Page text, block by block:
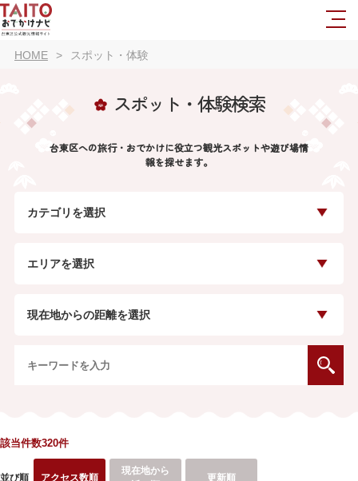
HOME スポット・体験
スポット・体験検索
台東区への旅行・おでかけに役立つ観光スポットや遊び場情
報を探せます。
カテゴリを選択
エリアを選択
現在地からの距離を選択
該当件数320件
並び順 アクセス数順
現在地から
更新順